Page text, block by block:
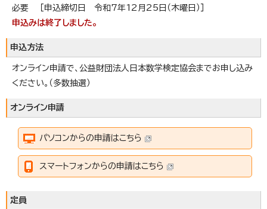
必要 ［申込締切日 令和7年12月25日（木曜日）］
申込みは終了しました。
申込方法
オンライン申請で、公益財団法人日本数学検定協会までお申し込み
ください。（多数抽選）
オンライン申請
パソコンからの申請はこちら
スマートフォンからの申請はこちら
定員